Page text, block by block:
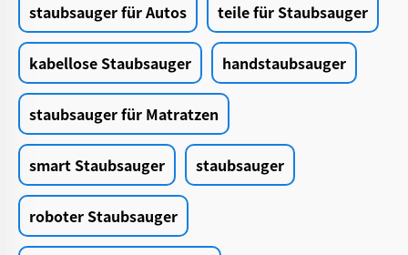
staubsauger für Autos teile für Staubsauger
kabellose Staubsauger handstaubsauger
staubsauger für Matratzen
smart Staubsauger staubsauger
roboter Staubsauger